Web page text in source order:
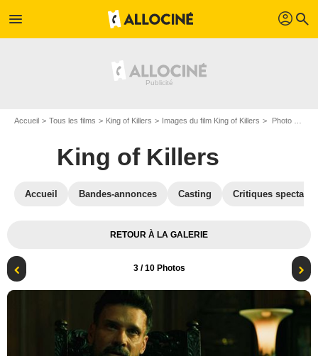
menu profil search
Accueil Tous les films King of Killers Images du film King of Killers Photo du film King of Killers - Photo 3
King of Killers
Accueil Bandes-annonces Casting Critiques
RETOUR À LA GALERIE
3/ 10 Photos